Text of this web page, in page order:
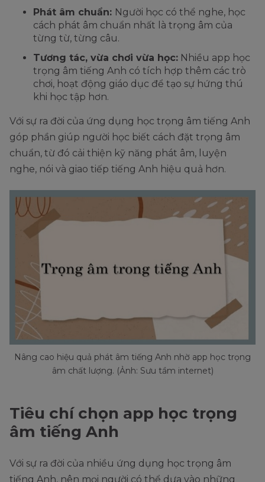
Phát âm chuẩn: Người học có thể nghe, học
cách phát âm chuẩn nhất là trọng âm của
từng từ, từng câu.
Tương tác, vừa chơi vừa học: Nhiều app học
trọng âm tiếng Anh có tích hợp thêm các trò
chơi, hoạt động giáo dục để tạo sự hứng thú
khi học tập hơn.
Với sự ra đời của ứng dụng học trọng âm tiếng Anh
góp phần giúp người học biết cách đặt trọng âm
chuẩn, từ đó cải thiện kỹ năng phát âm, luyện
nghe, nói và giao tiếp tiếng Anh hiệu quả hơn.
Nâng cao hiệu quả phát âm tiếng Anh nhờ app học trọng
âm chất lượng. (Ảnh: Sưu tầm internet)
Tiêu chí chọn app học trọng
âm tiếng Anh
Với sự ra đời của nhiều ứng dụng học trọng âm
tiếng Anh, nên mọi người có thể dựa vào những